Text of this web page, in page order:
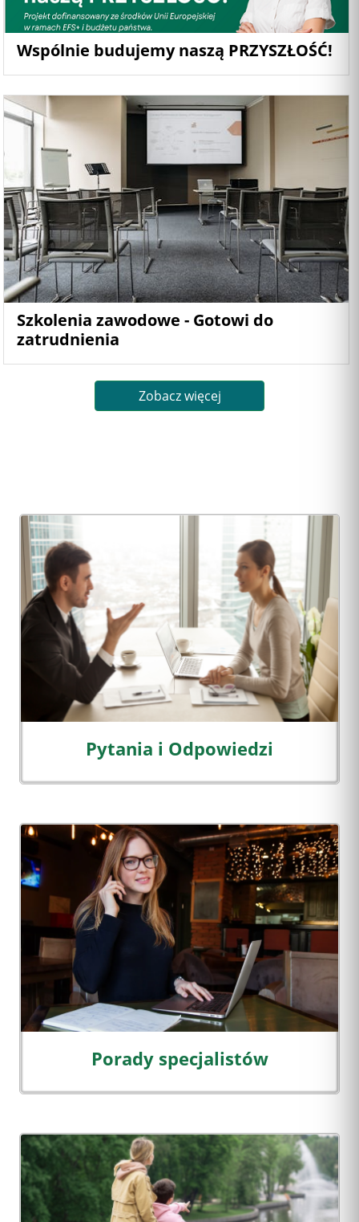
Wspólnie budujemy naszą PRZYSZŁOŚĆ!
Szkolenia zawodowe - Gotowi do
zatrudnienia
Zobacz więcej
Pytania i Odpowiedzi
Porady specjalistów